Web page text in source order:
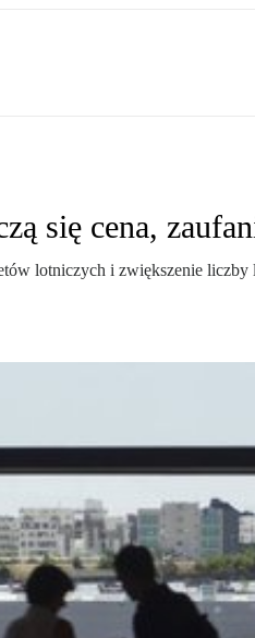
się cena,
lotniczych i zwiększenie